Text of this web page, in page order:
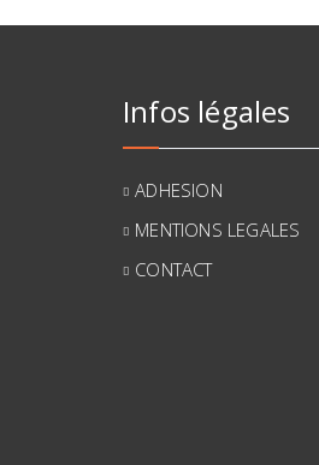
Infos légales
ADHESION
MENTIONS LEGALES
CONTACT